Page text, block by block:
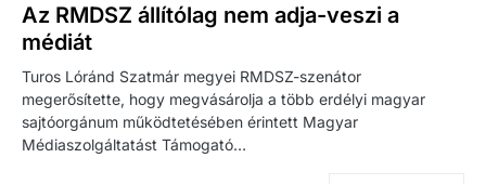
Az RMDSZ állítólag nem adja-veszi a
médiát
Turos Lóránd Szatmár megyei RMDSZ-szenátor
megerősítette, hogy megvásárolja a több erdélyi magyar
sajtóorgánum működtetésében érintett Magyar
Médiaszolgáltatást Támogató…